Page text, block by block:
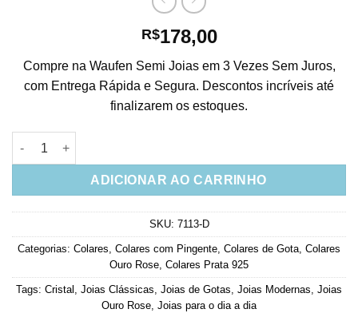
R$178,00
Compre na Waufen Semi Joias em 3 Vezes Sem Juros,
com Entrega Rápida e Segura. Descontos incríveis até
finalizarem os estoques.
Colar Gotinha Alongada Cristal Com Banho De Ouro Rose
ADICIONAR AO CARRINHO
SKU: 7113-D
Categorias: Colares, Colares com Pingente, Colares de Gota, Colares
Ouro Rose, Colares Prata 925
Tags: Cristal , Joias Clássicas, Joias de Gotas, Joias Modernas, Joias
Ouro Rose, Joias para o dia a dia